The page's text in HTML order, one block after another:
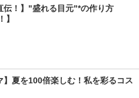
伝！】"盛れる目元"*の作り方
】
】夏を100倍楽しむ！私を彩るコス